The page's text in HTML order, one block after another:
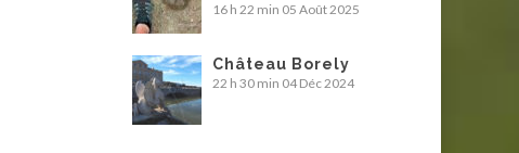
16 h 22 min 05 Août 2025
Château Borely
22 h 30 min 04 Déc 2024